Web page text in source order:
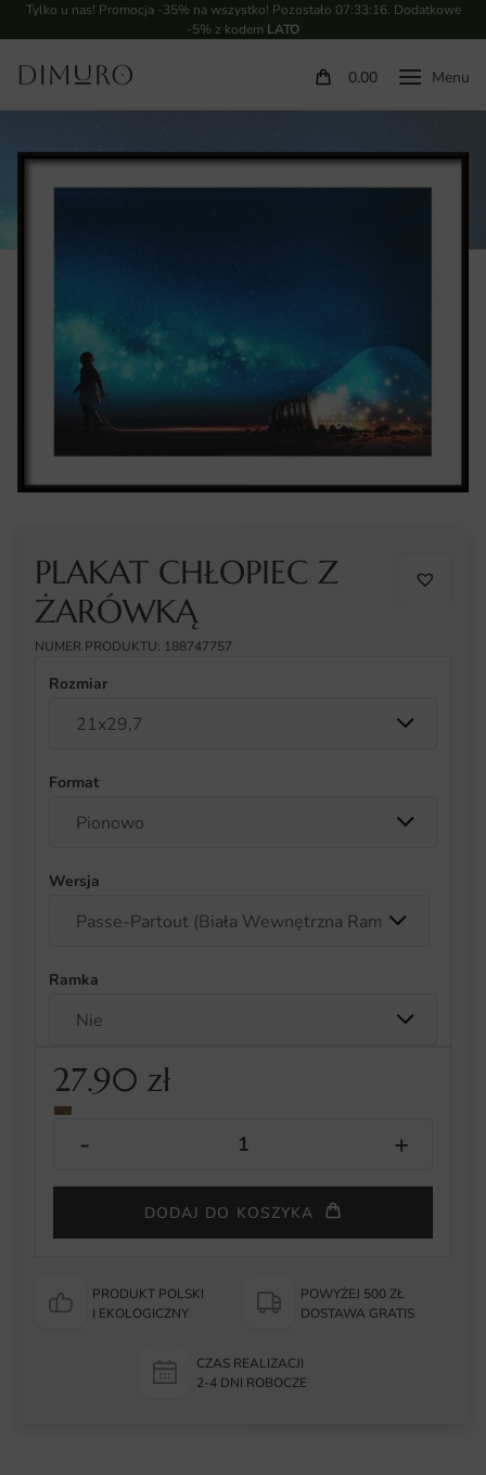
Tylko u nas! Promocja -35% na wszystko! Pozostało 07:33:16. Dodatkowe
-5% z kodem LATO
0.00
PLAKAT CHŁOPIEC Z
ŻARÓWKĄ
NUMER PRODUKTU: 188747757
Rozmiar
Format
Wersja
Ramka
27.90 zł
DODAJ DO KOSZYKA
PRODUKT POLSKI
I EKOLOGICZNY
POWYŻEJ 500 ZŁ
DOSTAWA GRATIS
CZAS REALIZACJI
2-4 DNI ROBOCZE